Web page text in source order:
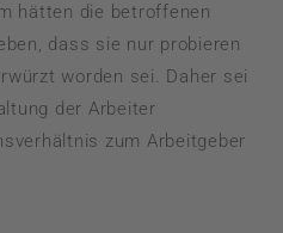
hätten die betroffenen
dass sie nur probieren
worden sei. Daher sei
der Arbeiter
zum Arbeitgeber